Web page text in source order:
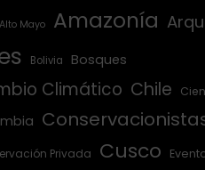
Alto Mayo Amazonía
Bolivia Bosques
Climático Chile
Privada Cusco